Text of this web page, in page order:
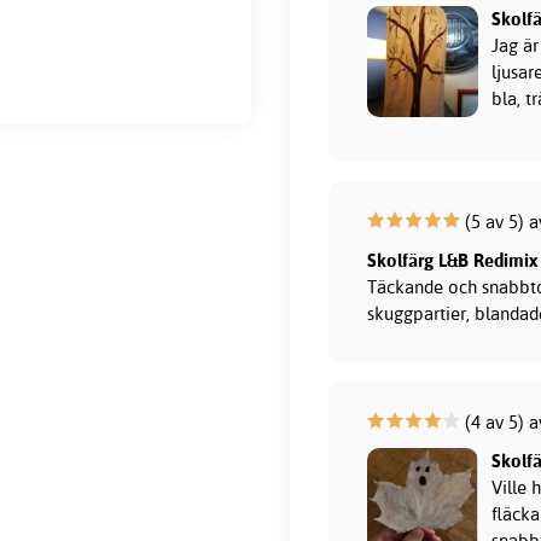
Jag
bla,
(5 av 5)
Skolfärg L&B
Täckande och
skuggpartier,
(4 av 5)
Ville